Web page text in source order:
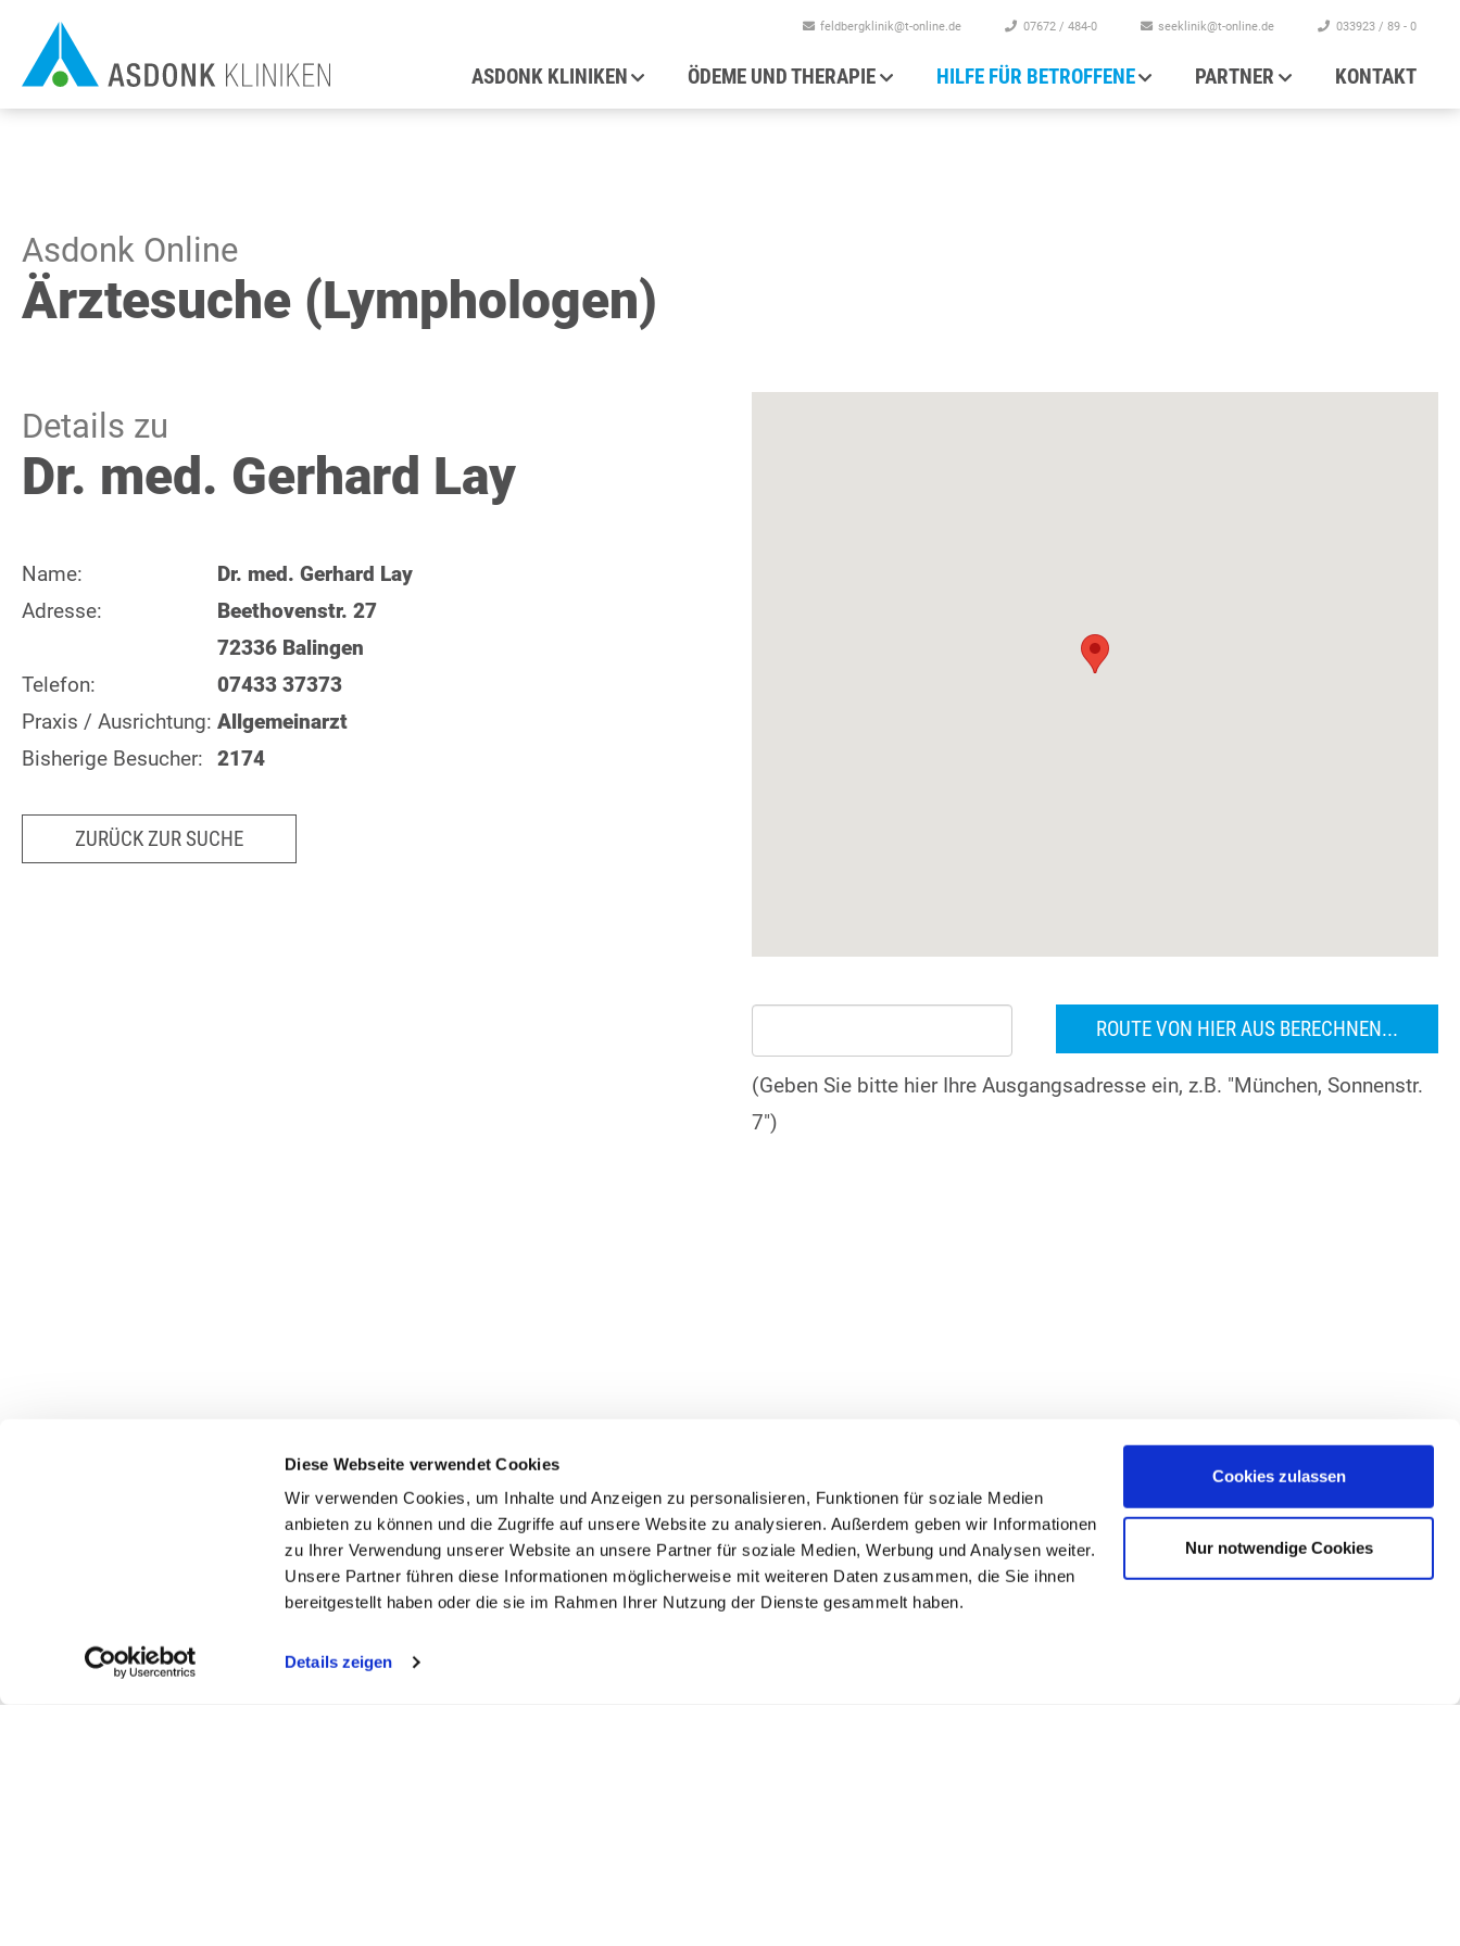
Diese Webseite verwendet Cookies
Wir verwenden Cookies, um Inhalte und Anzeigen zu personalisieren, Funktionen für soziale Medien
anbieten zu können und die Zugriffe auf unsere Website zu analysieren. Außerdem geben wir Informationen
zu Ihrer Verwendung unserer Website an unsere Partner für soziale Medien, Werbung und Analysen weiter.
Unsere Partner führen diese Informationen möglicherweise mit weiteren Daten zusammen, die Sie ihnen
bereitgestellt haben oder die sie im Rahmen Ihrer Nutzung der Dienste gesammelt haben.
Details zeigen
Cookies zulassen
Nur notwendige Cookies
zum
Inhalt
Hauptnavigation
ASDONK KLINIKEN ÖDEME UND THERAPIE HILFE FÜR BETROFFENE PARTNER KONTAKT
feldbergklinik@t-online.de 07672 / 484-0 seeklinik@t-online.de 033923 / 89 - 0
Asdonk Online
Ärztesuche (Lymphologen)
Details zu
Dr. med. Gerhard Lay
Name:
Dr. med. Gerhard Lay
Adresse:
Beethovenstr. 27
72336 Balingen
Telefon:
07433 37373
Praxis / Ausrichtung: Allgemeinarzt
Bisherige Besucher:
2174
ZURÜCK ZUR SUCHE
(Geben Sie bitte hier Ihre Ausgangsadresse ein, z.B. "München, Sonnenstr.
7")